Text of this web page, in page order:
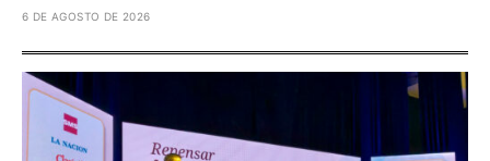
6 DE AGOSTO DE 2026